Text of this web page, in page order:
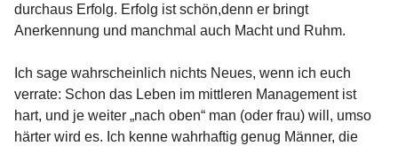
durchaus Erfolg. Erfolg ist schön,denn er bringt
Anerkennung und manchmal auch Macht und Ruhm.
Ich sage wahrscheinlich nichts Neues, wenn ich euch
verrate: Schon das Leben im mittleren Management ist
hart, und je weiter „nach oben“ man (oder frau) will, umso
härter wird es. Ich kenne wahrhaftig genug Männer, die